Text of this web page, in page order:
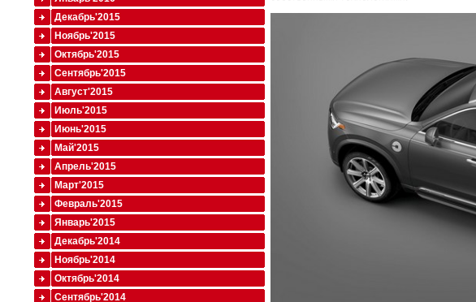
Декабрь'2015
Ноябрь'2015
Октябрь'2015
Сентябрь'2015
Август'2015
Июль'2015
Июнь'2015
Май'2015
Апрель'2015
Март'2015
Февраль'2015
Январь'2015
Декабрь'2014
Ноябрь'2014
Октябрь'2014
Сентябрь'2014